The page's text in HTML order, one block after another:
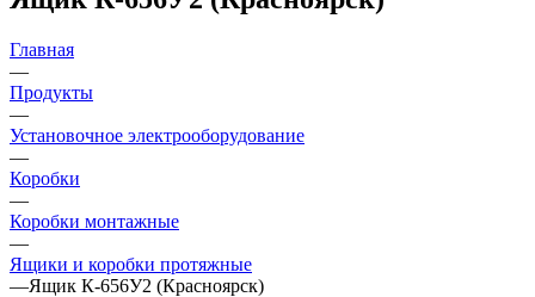
Главная
—
Продукты
—
Установочное электрооборудование
—
Коробки
—
Коробки монтажные
—
Ящики и коробки протяжные
—Ящик К-656У2 (Красноярск)